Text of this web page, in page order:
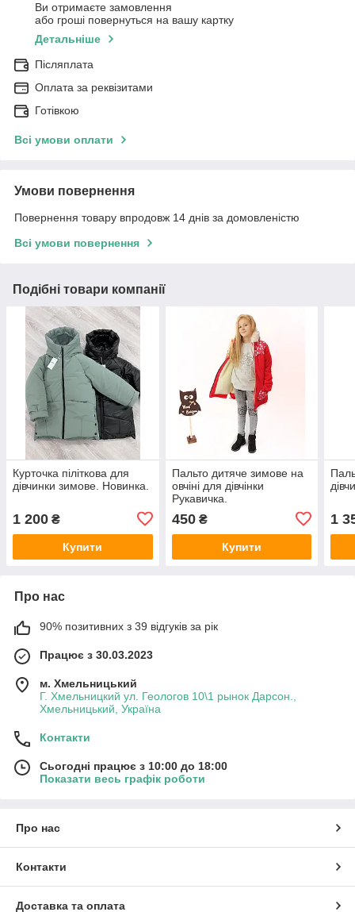
Ви отримаєте замовлення
або гроші повернуться на вашу картку
Детальніше
Післяплата
Оплата за реквізитами
Готівкою
Всі умови оплати
Умови повернення
Повернення товару впродовж 14 днів за домовленістю
Всі умови повернення
Подібні товари компанії
Курточка піліткова для
дівчинки зимове. Новинка.
1 200 ₴
Купити
Пальто дитяче зимове на
овчіні для дівчінки
Рукавичка.
450₴
Купити
1
Про нас
90% позитивних з 39 відгуків за рік
Працює з 30.03.2023
м. Хмельницький
Г. Хмельницкий ул. Геологов 10\1 рынок Дарсон.,
Хмельницький, Україна
Контакти
Сьогодні працює з 10:00 до 18:00
Показати весь графік роботи
Про нас
Контакти
Доставка та оплата